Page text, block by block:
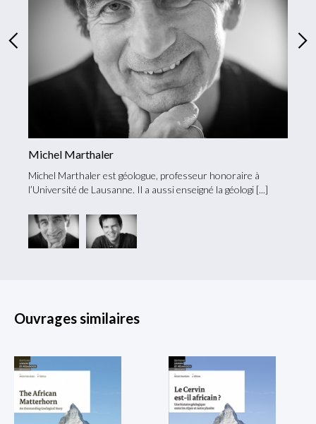
Michel Marthaler
Michel Marthaler est géologue, professeur honoraire à
l’Université de Lausanne. Il a aussi enseigné la géologi
Ouvrages similaires